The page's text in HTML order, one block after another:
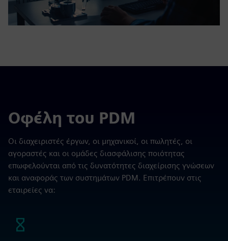
Οφέλη του PDM
Οι διαχειριστές έργων, οι μηχανικοί, οι πωλητές, οι
αγοραστές και οι ομάδες διασφάλισης ποιότητας
επωφελούνται από τις δυνατότητες διαχείρισης γνώσεων
και αναφοράς των συστημάτων PDM. Επιτρέπουν στις
εταιρείες να: